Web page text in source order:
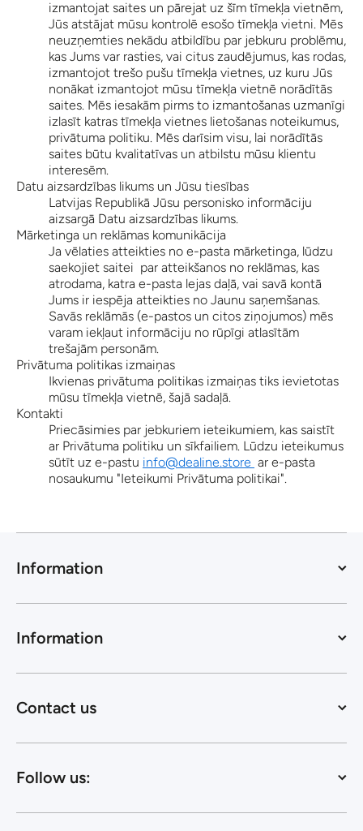
izmantojat saites un pārejat uz šīm tīmekļa vietnēm,
Jūs atstājat mūsu kontrolē esošo tīmekļa vietni. Mēs
neuzņemties nekādu atbildību par jebkuru problēmu,
kas Jums var rasties, vai citus zaudējumus, kas rodas,
izmantojot trešo pušu tīmekļa vietnes, uz kuru Jūs
nonākat izmantojot mūsu tīmekļa vietnē norādītās
saites. Mēs iesakām pirms to izmantošanas uzmanīgi
izlasīt katras tīmekļa vietnes lietošanas noteikumus,
privātuma politiku. Mēs darīsim visu, lai norādītās
saites būtu kvalitatīvas un atbilstu mūsu klientu
interesēm.
Datu aizsardzības likums un Jūsu tiesības
Latvijas Republikā Jūsu personisko informāciju
aizsargā Datu aizsardzības likums.
Mārketinga un reklāmas komunikācija
Ja vēlaties atteikties no e-pasta mārketinga, lūdzu
saekojiet saitei par atteikšanos no reklāmas, kas
atrodama, katra e-pasta lejas daļā, vai savā kontā
Jums ir iespēja atteikties no Jaunu saņemšanas.
Savās reklāmās (e-pastos un citos ziņojumos) mēs
varam iekļaut informāciju no rūpīgi atlasītām
trešajām personām.
Privātuma politikas izmaiņas
Ikvienas privātuma politikas izmaiņas tiks ievietotas
mūsu tīmekļa vietnē, šajā sadaļā.
Kontakti
Priecāsimies par jebkuriem ieteikumiem, kas saistīt
ar Privātuma politiku un sīkfailiem. Lūdzu ieteikumus
sūtīt uz e-pastu info@dealine.store ar e-pasta
nosaukumu "Ieteikumi Privātuma politikai".
Information
Information
Contact us
Follow us: